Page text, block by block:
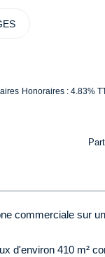
Honoraires : 4.83%
commerciale sur
d'environ 410 m²